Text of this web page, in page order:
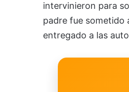
intervinieron para
padre fue sometido
entregado a las